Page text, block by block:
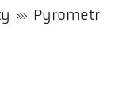
Pyrometr